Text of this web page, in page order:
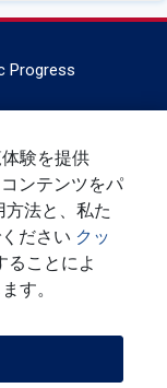
験を提供
ンテンツをパ
法と、私た
ださい クッ
ることによ
す。
門です。
ください
声明
利用規約